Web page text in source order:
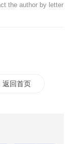
the author by letter
返回首页